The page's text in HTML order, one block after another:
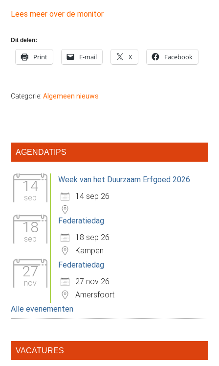
Lees meer over de monitor
Dit delen:
Print E-mail X Facebook
Categorie:Algemeen nieuws
Primaire
AGENDATIPS
14
sep
Week van het Duurzaam Erfgoed 2026
14 sep 26
18
sep
Federatiedag
18 sep 26
Kampen
27
nov
Federatiedag
27 nov 26
Amersfoort
Alle evenementen
VACATURES